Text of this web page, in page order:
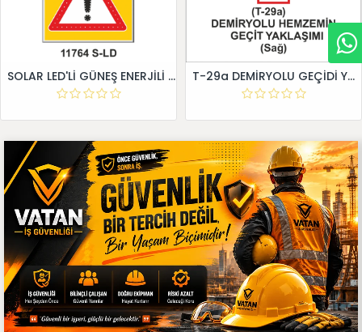
SOLAR LED'Lİ GÜNEŞ ENERJİLİ LEVHA T-29a DEMİRYOLU GEÇİDİ YAKLAŞIM LEVHALARI (Sağ)